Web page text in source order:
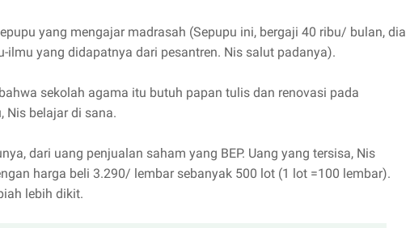
yang mengajar madrasah (Sepupu ini, bergaji 40 ribu/ bulan, dia
yang didapatnya dari pesantren. Nis salut padanya).
sekolah agama itu butuh papan tulis dan renovasi pada
Nis belajar di sana.
dari uang penjualan saham yang BEP. Uang yang tersisa, Nis
harga beli 3.290/ lembar sebanyak 500 lot (1 lot =100 lembar).
lebih dikit.